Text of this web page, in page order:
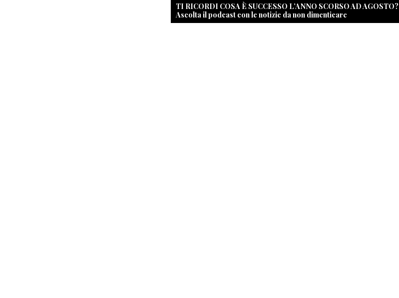
TI RICORDI COSA È SUCCESSO L’ANNO SCORSO AD AGOSTO?
Ascolta il podcast con le notizie da non dimenticare